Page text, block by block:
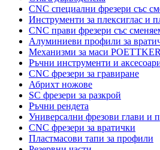
CNC специални фрезери със
Инструменти за плексиглас и
CNC прави фрезери със
Алуминиеви профили за
Механизми за маси POETTKER
Ръчни инструменти и
CNC фрезери за гравиране
Абрихт ножове
SC фрезери за разкрой
Ръчни рендета
Универсални фрезови глави и
CNC фрезери за вратички
Пластмасови тапи за профили